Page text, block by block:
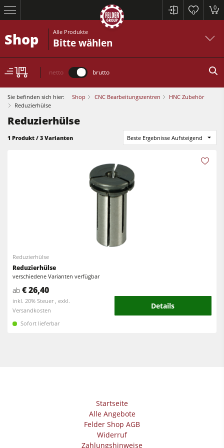
0
0
Kreissägen und Formatkreissägen
Kreissäge-Fräsmaschinen
CNC-Bearbeitungszentren
Kantenanleimmaschinen
CNC Fenster- und Türenbearbeitung
Breitbandschleifmaschinen
Langband- & Kantenschleifmaschinen
Bürst- und Bürstschleifmaschinen
Bandsägen
Rohluftabsauggeräte
Reinluftabsauggeräte & Entstauber
Kreissägen und Formatkreissägen
Kreissäge-Fräsmaschinen
CNC Bearbeitungszentren
Schleifmaschinen
Bürstmaschine
Absauggeräte & Entstauber
Vorschubapparate
Shop Alle Produkte
Bitte wählen
netto brutto
Sie befinden sich hier: Shop CNC Bearbeitungszentren
HNC Zubehör
Reduzierhülse
Reduzierhülse
1 Produkt / 3 Varianten Beste Ergebnisse Aufsteigend
Reduzierhülse
Reduzierhülse
verschiedene Varianten verfügbar
ab € 26,40
inkl. 20% Steuer , exkl.
Versandkosten
Details
Sofort lieferbar
Startseite
Alle Angebote
Felder Shop AGB
Widerruf
Zahlungshinweise